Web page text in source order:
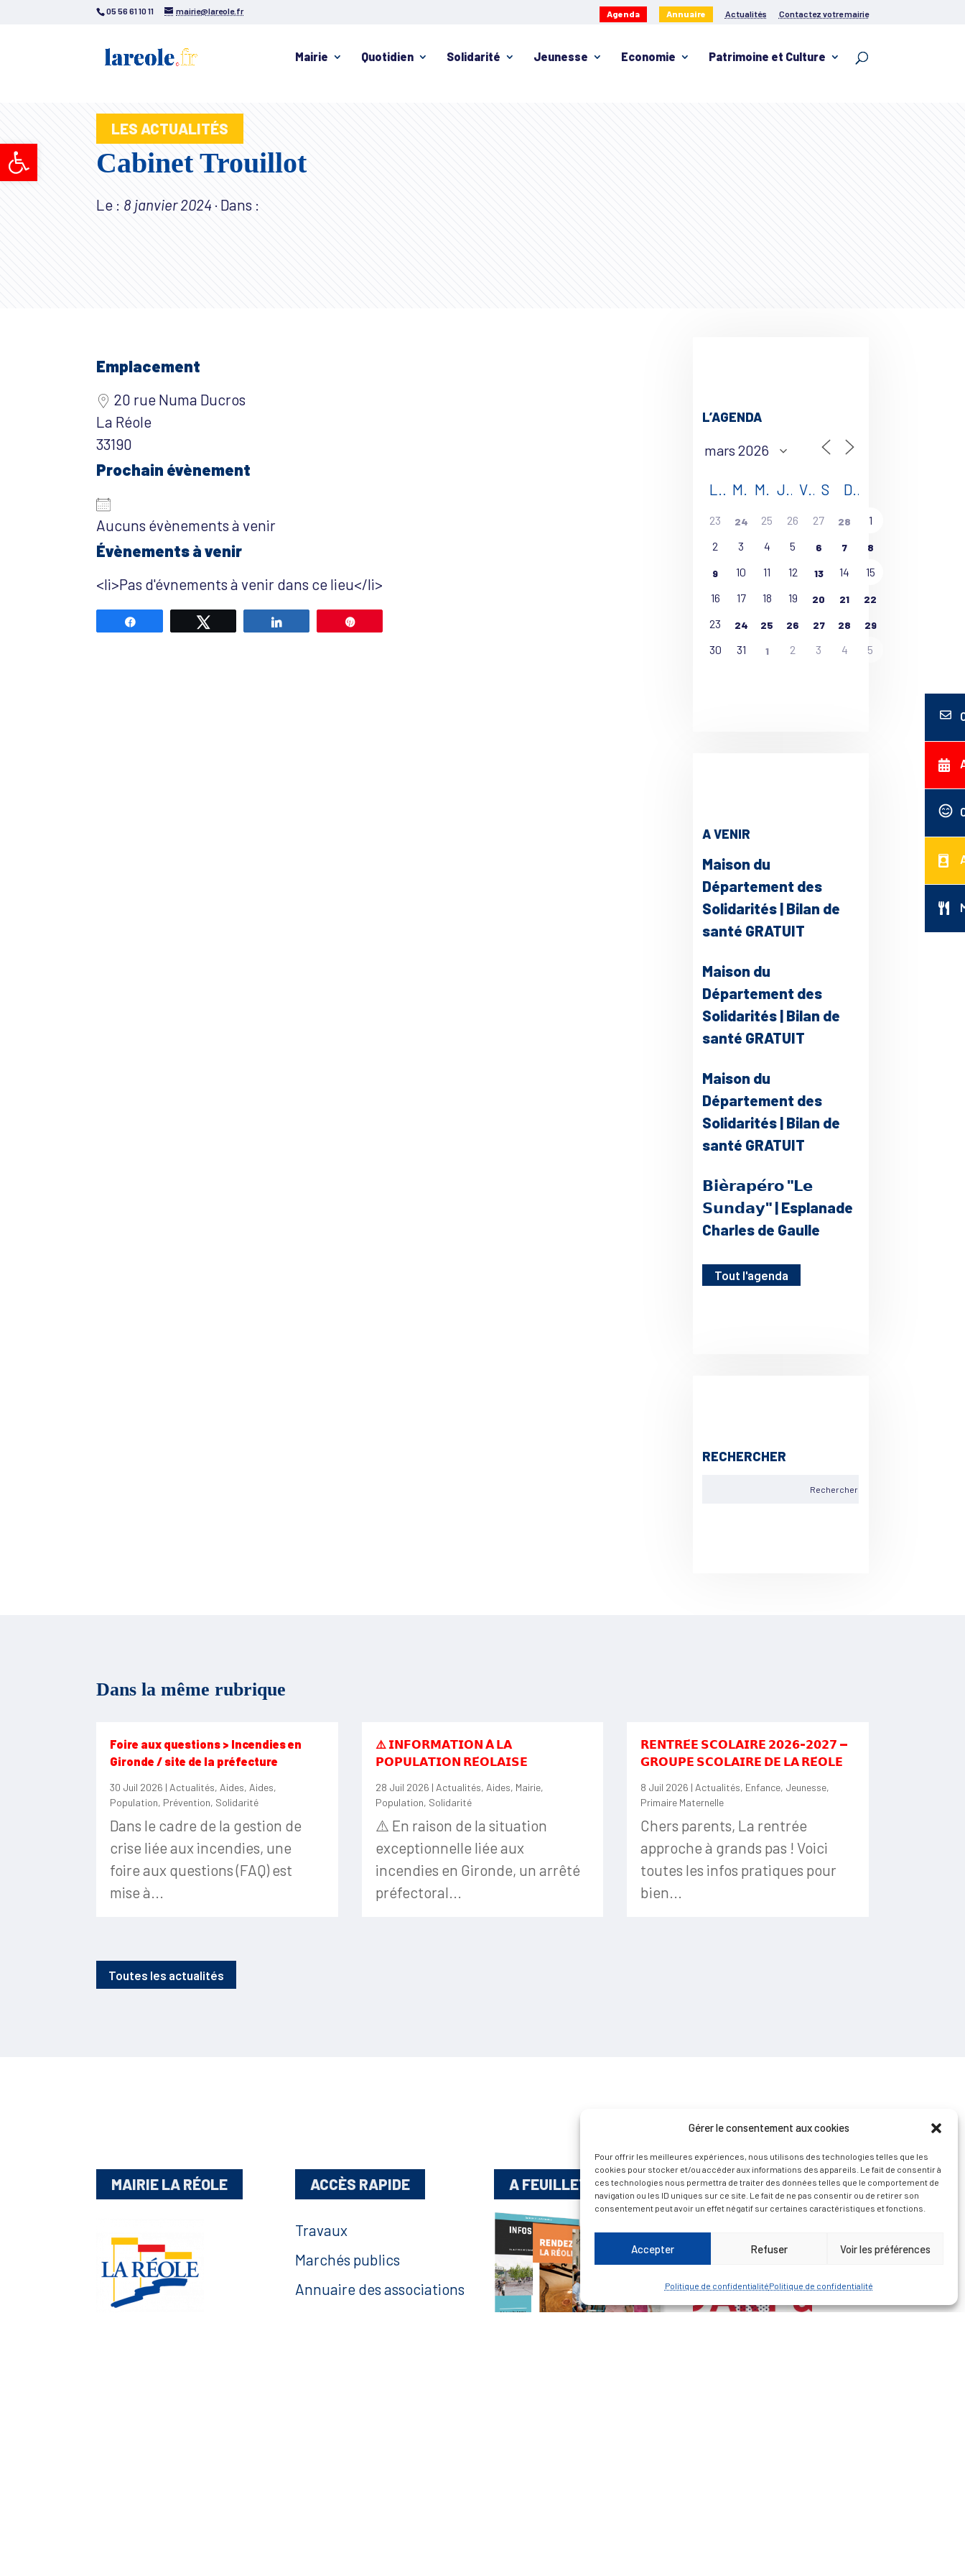
Ouvrir la barre d’outils
Gérer le consentement aux cookies
Pour offrir les meilleures expériences, nous utilisons des technologies telles que les
cookies pour stocker et/ou accéder aux informations des appareils. Le fait de consentir à
ces technologies nous permettra de traiter des données telles que le comportement de
navigation ou les ID uniques sur ce site. Le fait de ne pas consentir ou de retirer son
consentement peut avoir un effet négatif sur certaines caractéristiques et fonctions.
Accepter Refuser Voir les préférences
Politique de confidentialitéPolitique de confidentialité
05 56 61 10 11 mairie@lareole.fr Agenda Annuaire Actualités Contactez votre mairie
Mairie Quotidien Solidarité Jeunesse Economie Patrimoine et Culture
LES ACTUALITÉS
Cabinet Trouillot
Le : 8 janvier 2024 · Dans :
Emplacement
20 rue Numa Ducros
La Réole
33190
Prochain évènement
Aucuns évènements à venir
Évènements à venir
<li>Pas d'évnements à venir dans ce lieu</li>
L’AGENDA
M V S D
23 24 25 26 27 28
1
2
3 4 5 6 7 8
9 10 11 12 13 14
15
16
17 18 19 20 21 22
23 24 25 26 27 28 29
30 31 1 2 3 4 5
A VENIR
Maison du
Département des
Solidarités | Bilan de
santé GRATUIT
Maison du
Département des
Solidarités | Bilan de
santé GRATUIT
Maison du
Département des
Solidarités | Bilan de
santé GRATUIT
𝗕𝗶𝗲̀𝗿𝗮𝗽𝗲́𝗿𝗼 "𝗟𝗲
𝗦𝘂𝗻𝗱𝗮𝘆" | Esplanade
Charles de Gaulle
Tout l'agenda
RECHERCHER
Dans la même rubrique
Foire aux questions > Incendies en
Gironde / site de la préfecture
30 Juil 2026 | Actualités, Aides, Aides,
Population, Prévention, Solidarité
Dans le cadre de la gestion de
crise liée aux incendies, une
foire aux questions (FAQ) est
mise à...
⚠️ 𝗜𝗡𝗙𝗢𝗥𝗠𝗔𝗧𝗜𝗢𝗡 𝗔̀ 𝗟𝗔
𝗣𝗢𝗣𝗨𝗟𝗔𝗧𝗜𝗢𝗡 𝗥𝗘́𝗢𝗟𝗔𝗜𝗦𝗘
28 Juil 2026 | Actualités, Aides, Mairie,
Population, Solidarité
⚠️ En raison de la situation
exceptionnelle liée aux
incendies en Gironde, un arrêté
préfectoral...
𝗥𝗘𝗡𝗧𝗥𝗘́𝗘 𝗦𝗖𝗢𝗟𝗔𝗜𝗥𝗘 𝟮𝟬𝟮𝟲-𝟮𝟬𝟮𝟳 —
𝗚𝗥𝗢𝗨𝗣𝗘 𝗦𝗖𝗢𝗟𝗔𝗜𝗥𝗘 𝗗𝗘 𝗟𝗔 𝗥𝗘́𝗢𝗟𝗘
8 Juil 2026 | Actualités, Enfance, Jeunesse,
Primaire Maternelle
Chers parents, La rentrée
approche à grands pas ! Voici
toutes les infos pratiques pour
bien...
Toutes les actualités
MAIRIE LA RÉOLE ACCÈS RAPIDE
Travaux
Marchés publics
Annuaire des associations
A FEUILLETER ! D’ART ET D’HISTOIRE